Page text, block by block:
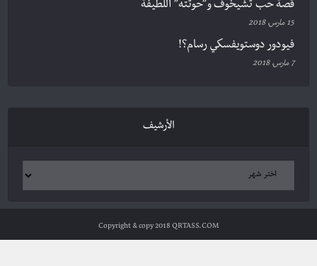
قصة حب تشيخوف و”حوتته” اللطيفة
15 مارس، 2018
فيودور دوستويفسكي رسام؟!
7 مارس، 2018
الأرشيف
Copyright & copy 2018 QRTASS.COM